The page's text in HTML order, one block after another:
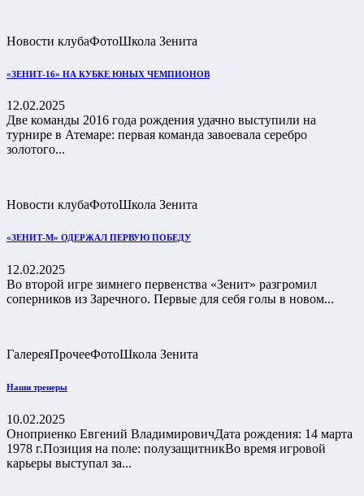
Новости клубаФотоШкола Зенита
«ЗЕНИТ-16» НА КУБКЕ ЮНЫХ ЧЕМПИОНОВ
12.02.2025
Две команды 2016 года рождения удачно выступили на
турнире в Атемаре: первая команда завоевала серебро
золотого...
Новости клубаФотоШкола Зенита
«ЗЕНИТ-М» ОДЕРЖАЛ ПЕРВУЮ ПОБЕДУ
12.02.2025
Во второй игре зимнего первенства «Зенит» разгромил
соперников из Заречного. Первые для себя голы в новом...
ГалереяПрочееФотоШкола Зенита
Наши тренеры
10.02.2025
Оноприенко Евгений ВладимировичДата рождения: 14 марта
1978 г.Позиция на поле: полузащитникВо время игровой
карьеры выступал за...